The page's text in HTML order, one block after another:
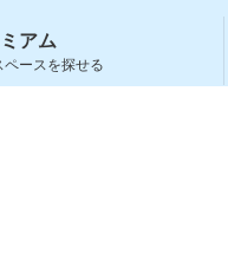
アム
ースを探せる